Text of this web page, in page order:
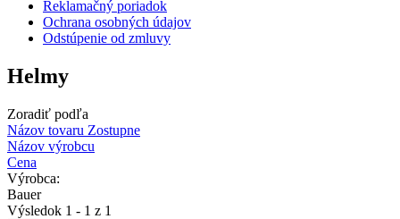
Reklamačný poriadok
Ochrana osobných údajov
Odstúpenie od zmluvy
Helmy
Zoradiť podľa
Názov tovaru Zostupne
Názov výrobcu
Cena
Výrobca:
Bauer
Výsledok 1 - 1 z 1